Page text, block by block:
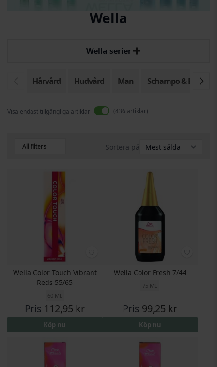
Wella
Wella serier
Hårvård Hudvård Man Schampo & Balsam
Visa endast tillgängliga artiklar 436 artiklar
All filters Sortera på
Wella Color Touch Vibrant
Reds 55/65
60 ML
Pris 112,95 kr
Köp nu
Wella Color Fresh 7/44
75 ML
Pris 99,25 kr
Köp nu